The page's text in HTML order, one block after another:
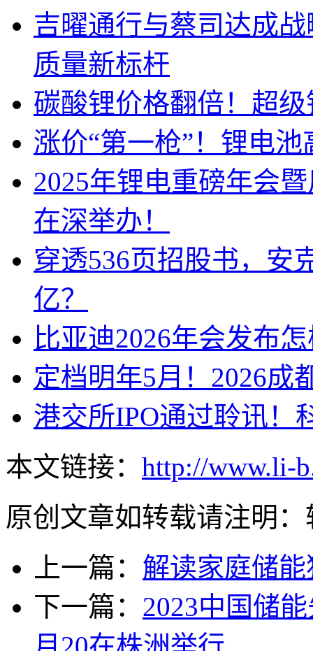
吉曜通行与蔡司达成
质量新标杆
碳酸锂价格翻倍！超
涨价“第一枪”！锂电
2025年锂电重磅年会
在深举办！
穿透536页招股书，安
亿？
比亚迪2026年会发布
定档明年5月！2026成
港交所IPO通过聆讯！
本文链接： http://www.li-
原创文章如转载请注明：
上一篇： 解读家庭储
下一篇： 2023中国储